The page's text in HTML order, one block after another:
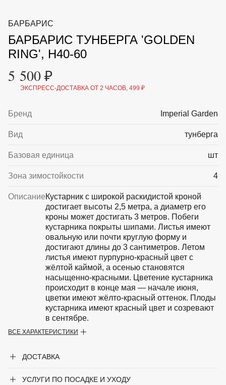
МАЛАЯ МЕХАНИЗАЦИЯ
ОТПУГИВАТЕЛИ ОТ ПТИЦ, НАСЕКОМЫХ И
ГРЫЗУНОВ
САДОВАЯ ОДЕЖДА И ОБУВЬ
САДОВЫЙ ИНСТРУМЕНТ
СРЕДСТВА ЗАЩИТЫ РАСТЕНИЙ И УДОБРЕНИЯ
ТОВАРЫ ДЛЯ БАНЬ И САУН
ТОВАРЫ ДЛЯ ТУРИЗМА И ПИКНИКА
ТОВАРЫ И АПТЕКА ДЛЯ ПРУДА
Sale Новинки
УХОД
+7 (495) 197 87
87
БАРБАРИС
БАРБАРИС ТУНБЕРГА 'GOLDEN
RING', H40-60
5 500 ₽
ЭКСПРЕСС-ДОСТАВКА ОТ 2 ЧАСОВ, 499 ₽
Бренд Imperial Garden
Вид тунберга
Базовая единица шт
Зона зимостойкости 4
ОписаниеКустарник с широкой раскидистой кроной
достигает высоты 2,5 метра, а диаметр его
кроны может достигать 3 метров. Побеги
кустарника покрыты шипами. Листья имеют
овальную или почти круглую форму и
достигают длины до 3 сантиметров. Летом
листья имеют пурпурно-красный цвет с
жёлтой каймой, а осенью становятся
насыщенно-красными. Цветение кустарника
происходит в конце мая — начале июня,
цветки имеют жёлто-красный оттенок. Плоды
кустарника имеют красный цвет и созревают
в сентябре.
стрижется.
Период цветения
ВСЕ ХАРАКТЕРИСТИКИ
ДОСТАВКА
УСЛУГИ ПО ПОСАДКЕ И УХОДУ